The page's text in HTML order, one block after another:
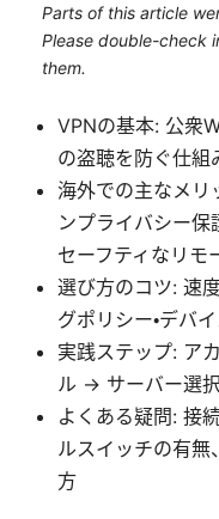
Parts of this article
Please double-check
them.
VPNの基本: 公衆
の盗聴を防ぐ仕組
海外での主なメリ
ンプライバシー保
セーフティなリモ
選び方のコツ: 速度
グポリシー・デバ
実践ステップ: ア
ル → サーバー選
よくある疑問: 接
ルスイッチの有無
方